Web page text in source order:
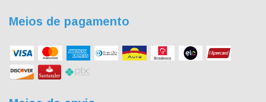
Meios de pagamento